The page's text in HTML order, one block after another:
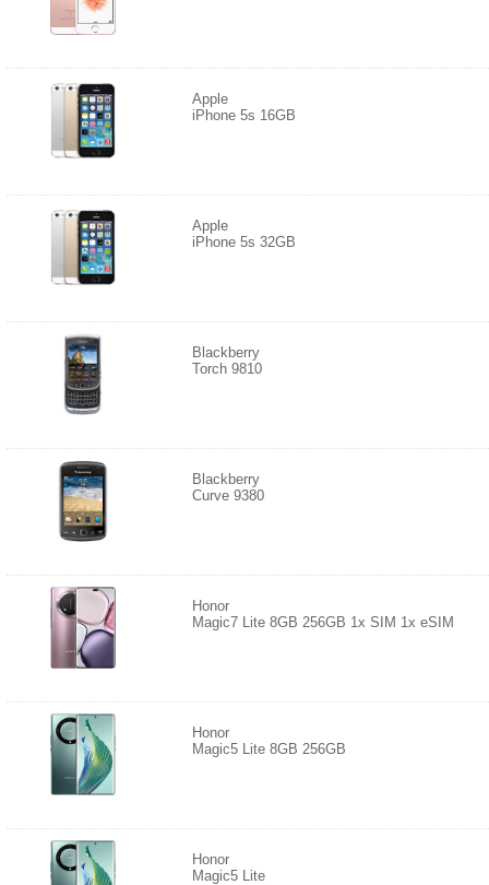
Apple
iPhone 5s 16GB
Apple
iPhone 5s 32GB
Blackberry
Torch 9810
Blackberry
Curve 9380
Honor
Magic7 Lite 8GB 256GB 1x SIM 1x eSIM
Honor
Magic5 Lite 8GB 256GB
Honor
Magic5 Lite